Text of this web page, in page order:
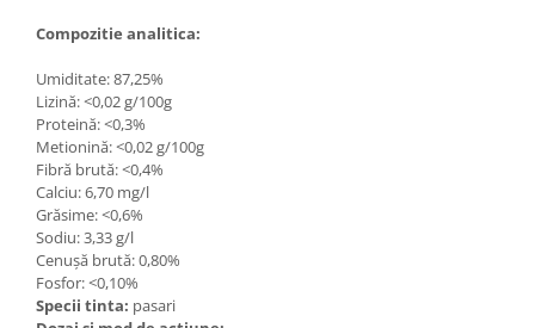
Motofierastrau / Drujba
Pila motofierastrau / drujba
Plantator
Plasa de umbrire
Plase plante
Pompa de apa curata/murdara
Pompa de stropit
Raticide
Compozitie analitica:
Umiditate: 87,25%
Lizină: <0,02 g/100g
Proteină: <0,3%
Metionină: <0,02 g/100g
Fibră brută: <0,4%
Calciu: 6,70 mg/l
Grăsime: <0,6%
Sodiu: 3,33 g/l
Cenușă brută: 0,80%
Fosfor: <0,10%
Specii tinta: pasari